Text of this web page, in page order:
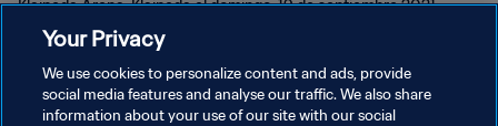
Klaipėda Arena, Klaipeda el domingo, 19 de septiembre 2021.
Your Privacy
We use cookies to personalize content and ads, provide
social media features and analyse our traffic. We also share
information about your use of our site with our social